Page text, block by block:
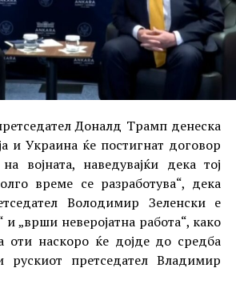
Доналд Трамп денеска
и Украина ќе постигнат договор
војната, наведувајќи дека тој
време се разработува“, дека
Володимир Зеленски е
и „врши неверојатна работа“, како
оти наскоро ќе дојде до средба
рускиот претседател Владимир